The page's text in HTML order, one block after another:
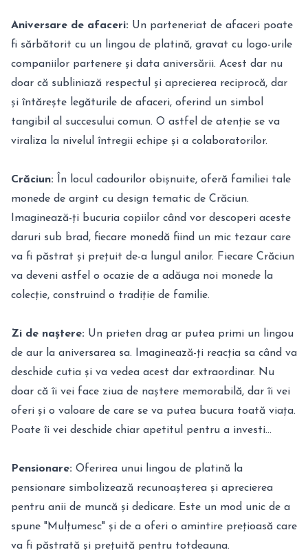
Aniversare de afaceri: Un parteneriat de afaceri poate
fi sărbătorit cu un lingou de platină, gravat cu logo-urile
companiilor partenere și data aniversării. Acest dar nu
doar că subliniază respectul și aprecierea reciprocă, dar
și întărește legăturile de afaceri, oferind un simbol
tangibil al succesului comun. O astfel de atenție se va
viraliza la nivelul întregii echipe și a colaboratorilor.
Crăciun:
În locul cadourilor obișnuite, oferă familiei tale
monede de argint cu design tematic de Crăciun.
Imaginează-ți bucuria copiilor când vor descoperi aceste
daruri sub brad, fiecare monedă fiind un mic tezaur care
va fi păstrat și prețuit de-a lungul anilor. Fiecare Crăciun
va deveni astfel o ocazie de a adăuga noi monede la
colecție, construind o tradiție de familie.
Zi de naștere: Un prieten drag ar putea primi un lingou
de aur la aniversarea sa. Imaginează-ți reacția sa când va
deschide cutia și va vedea acest dar extraordinar. Nu
doar că îi vei face ziua de naștere memorabilă, dar îi vei
oferi și o valoare de care se va putea bucura toată viața.
Poate îi vei deschide chiar apetitul pentru a investi…
Pensionare: Oferirea unui lingou de platină la
pensionare simbolizează recunoașterea și aprecierea
pentru anii de muncă și dedicare. Este un mod unic de a
spune "Mulțumesc" și de a oferi o amintire prețioasă care
va fi păstrată și prețuită pentru totdeauna.